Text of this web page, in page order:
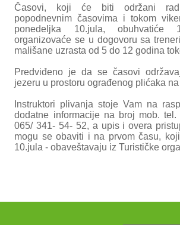
Časovi, koji će biti održani
popodnevnim časovima i tokom
ponedeljka 10.jula,
organizovaće se u dogovoru sa
mališane uzrasta od 5 do 12 godina
Predviđeno je da se časovi
jezeru u prostoru ograđenog plićaka
Instruktori plivanja stoje Vam na
dodatne informacije na broj mob.
065/ 341- 54- 52, a upis i overa
mogu se obaviti i na prvom času,
10.jula - obaveštavaju iz Turističke